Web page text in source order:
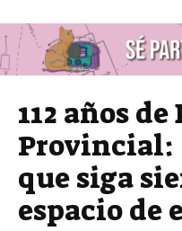
112 años
Provincial:
que siga
espacio de